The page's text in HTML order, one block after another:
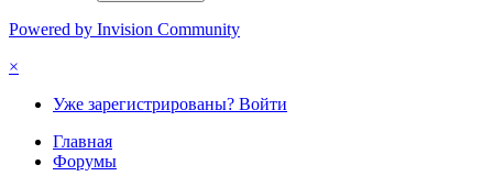
Powered by Invision Community
×
Уже зарегистрированы? Войти
Главная
Форумы